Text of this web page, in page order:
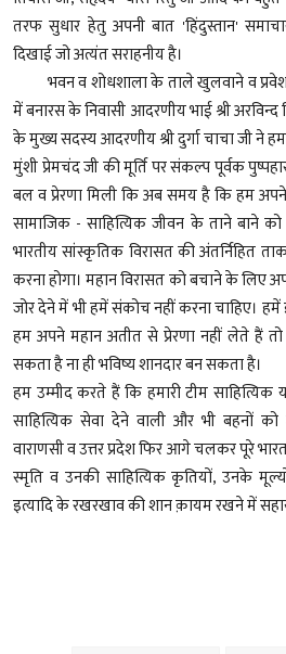
तरफ सुधार हेतु अपनी बात 'हिंदुस्तान'
दिखाई जो अत्यंत सराहनीय है।
भवन व शोधशाला के ताले खुलवाने व प्रवेश
में बनारस के निवासी आदरणीय भाई श्री अरविन्द
के मुख्य सदस्य आदरणीय श्री दुर्गा चाचा जी ने
मुंशी प्रेमचंद जी की मूर्ति पर संकल्प पूर्वक
बल व प्रेरणा मिली कि अब समय है कि हम
सामाजिक - साहित्यिक जीवन के ताने बाने
भारतीय सांस्कृतिक विरासत की अंतर्निहित
करना होगा। महान विरासत को बचाने के लिए
जोर देने में भी हमें संकोच नहीं करना चाहिए।
हम अपने महान अतीत से प्रेरणा नहीं लेते हैं तो
सकता है ना ही भविष्य शानदार बन सकता है।
हम उम्मीद करते हैं कि हमारी टीम साहित्यिक
साहित्यिक सेवा देने वाली और भी बहनों
वाराणसी व उत्तर प्रदेश फिर आगे चलकर पूरे
स्मृति व उनकी साहित्यिक कृतियों, उनके
इत्यादि के रखरखाव की शान क़ायम रखने में